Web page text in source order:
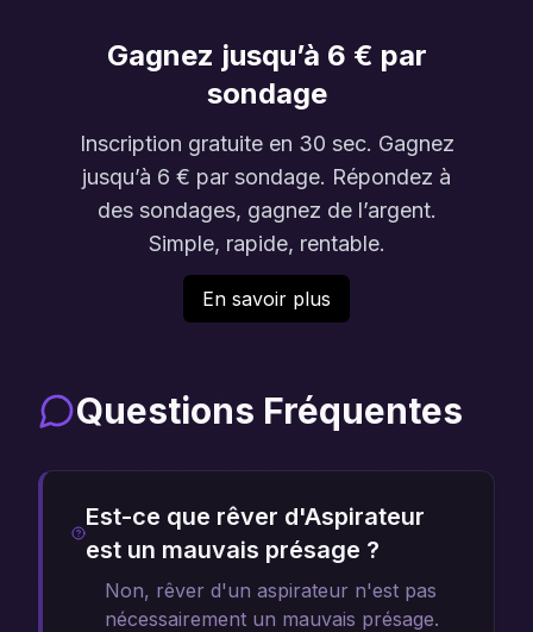
Gagnez jusqu’à 6 € par
sondage
Inscription gratuite en 30 sec. Gagnez
jusqu’à 6 € par sondage. Répondez à
des sondages, gagnez de l’argent.
Simple, rapide, rentable.
En savoir plus
Questions Fréquentes
Est-ce que rêver d'Aspirateur
est un mauvais présage ?
Non, rêver d'un aspirateur n'est pas
nécessairement un mauvais présage.